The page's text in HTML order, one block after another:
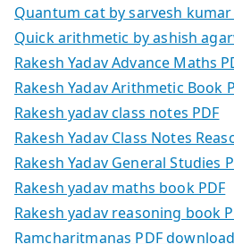
Quantum cat by sarvesh kumar
Quick arithmetic by ashish
Rakesh Yadav Advance Maths
Rakesh Yadav Arithmetic Book
Rakesh yadav class notes PDF
Rakesh Yadav Class Notes
Rakesh Yadav General Studies
Rakesh yadav maths book PDF
Rakesh yadav reasoning book
Ramcharitmanas PDF download